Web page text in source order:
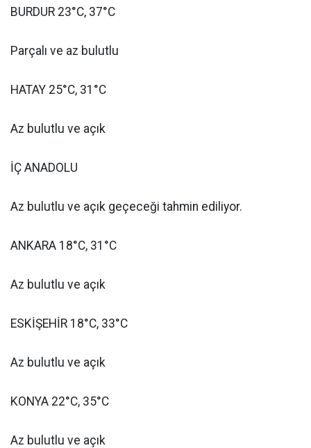
BURDUR 23°C, 37°C
Parçalı ve az bulutlu
HATAY 25°C, 31°C
Az bulutlu ve açık
İÇ ANADOLU
Az bulutlu ve açık geçeceği tahmin ediliyor.
ANKARA 18°C, 31°C
Az bulutlu ve açık
ESKİŞEHİR 18°C, 33°C
Az bulutlu ve açık
KONYA 22°C, 35°C
Az bulutlu ve açık